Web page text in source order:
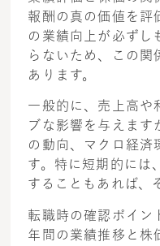
報酬の真の価値を評
の業績向上が必ずし
らないため、この関
あります。
一般的に、売上高や
ブな影響を与えます
の動向、マクロ経済
す。特に短期的には
することもあれば、
転職時の確認ポイン
年間の業績推移と株